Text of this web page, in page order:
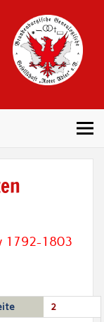
1792-1803
2